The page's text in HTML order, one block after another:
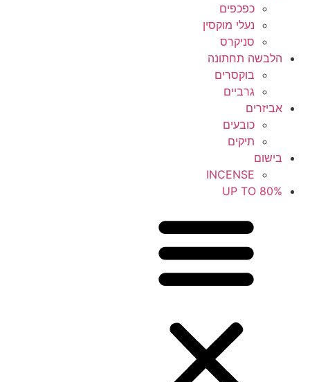
כפכפים
נעלי מוקסין
סניקרס
הלבשה תחתונה
בוקסרים
גרביים
אביזרים
כובעים
תיקים
בישום
INCENSE
UP TO 80%